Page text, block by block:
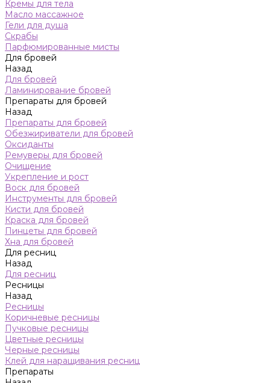
Кремы для тела
Масло массажное
Гели для душа
Скрабы
Парфюмированные мисты
Для бровей
Назад
Для бровей
Ламинирование бровей
Препараты для бровей
Назад
Препараты для бровей
Обезжириватели для бровей
Оксиданты
Ремуверы для бровей
Очищение
Укрепление и рост
Воск для бровей
Инструменты для бровей
Кисти для бровей
Краска для бровей
Пинцеты для бровей
Хна для бровей
Для ресниц
Назад
Для ресниц
Ресницы
Назад
Ресницы
Коричневые ресницы
Пучковые ресницы
Цветные ресницы
Черные ресницы
Клей для наращивания ресниц
Препараты